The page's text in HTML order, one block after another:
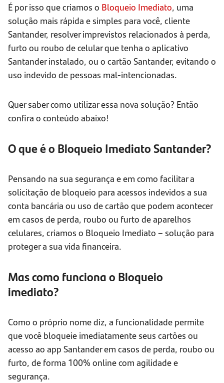
É por isso que criamos o Bloqueio Imediato, uma
solução mais rápida e simples para você, cliente
Santander, resolver imprevistos relacionados à perda,
furto ou roubo de celular que tenha o aplicativo
Santander instalado, ou o cartão Santander, evitando o
uso indevido de pessoas mal-intencionadas.
Quer saber como utilizar essa nova solução? Então
confira o conteúdo abaixo!
O que é o Bloqueio Imediato Santander?
Pensando na sua segurança e em como facilitar a
solicitação de bloqueio para acessos indevidos a sua
conta bancária ou uso de cartão que podem acontecer
em casos de perda, roubo ou furto de aparelhos
celulares, criamos o Bloqueio Imediato – solução para
proteger a sua vida financeira.
Mas como funciona o Bloqueio
imediato?
Como o próprio nome diz, a funcionalidade permite
que você bloqueie imediatamente seus cartões ou
acesso ao app Santander em casos de perda, roubo ou
furto, de forma 100% online com agilidade e
segurança.